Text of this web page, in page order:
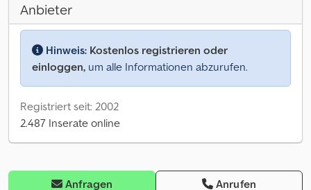
Anbieter
Hinweis: Kostenlos registrieren oder
einloggen, um alle Informationen abzurufen.
Registriert seit: 2002
2.487 Inserate online
Anfragen Anrufen